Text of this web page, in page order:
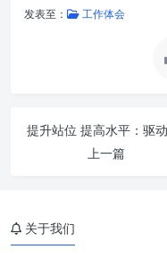
发表至： 工作体会
上一篇
关于我们